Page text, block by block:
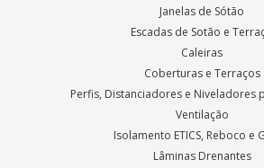
Janelas de Sótão
Escadas de Sotão e
Caleiras
Coberturas e Terraços
Perfis, Distanciadores e Niveladores
Ventilação
Isolamento ETICS, Reboco e
Lâminas Drenantes